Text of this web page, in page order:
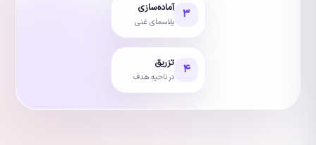
۳ آماده‌سازی
پلاسمای غنی
۴ تزریق
در ناحیه هدف